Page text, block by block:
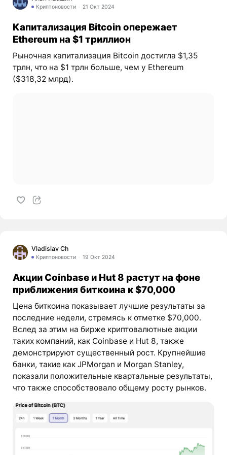
Криптоновости 21 Окт 2024
Капитализация Bitcoin опережает
Ethereum на $1 триллион
Рыночная капитализация Bitcoin достигла $1,35
трлн, что на $1 трлн больше, чем у Ethereum
($318,32 млрд).
Vladislav Ch
Криптоновости 19 Окт 2024
Акции Coinbase и Hut 8 растут на фоне
приближения биткоина к $70,000
Цена биткоина показывает лучшие результаты за
последние недели, стремясь к отметке $70,000.
Вслед за этим на бирже криптовалютные акции
таких компаний, как Coinbase и Hut 8, также
демонстрируют существенный рост. Крупнейшие
банки, такие как JPMorgan и Morgan Stanley,
показали положительные квартальные результаты,
что также способствовало общему росту рынков.